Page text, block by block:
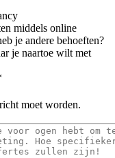
middels online
je andere behoeften?
je naartoe wilt met
moet worden.